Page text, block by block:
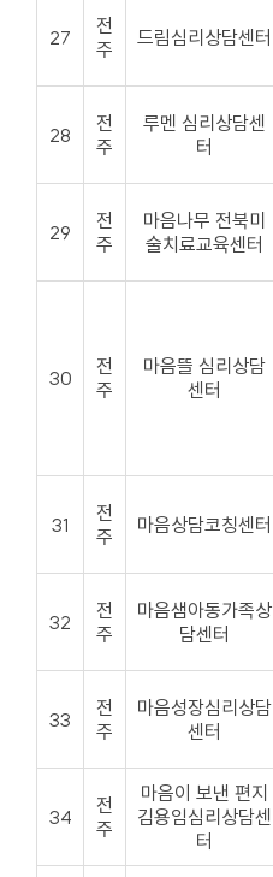
27
전
주
드림심리상담센터
28
전
주
루멘 심리상담센
터
29
전
주
마음나무 전북미
술치료교육센터
30
전
주
마음뜰 심리상담
센터
31
전
주
마음상담코칭센터
32
전
주
마음샘아동가족상
담센터
33
전
주
마음성장심리상담
센터
34
전
주
마음이 보낸 편지
김용임심리상담센
터